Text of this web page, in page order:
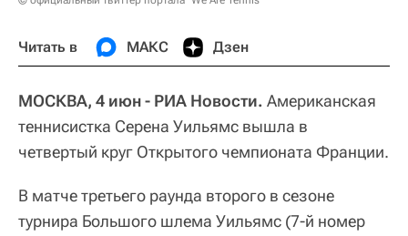
Читать в МАКС Дзен
МОСКВА, 4 июн - РИА Новости. Американская
теннисистка Серена Уильямс вышла в
четвертый круг Открытого чемпионата Франции.
В матче третьего раунда второго в сезоне
турнира Большого шлема Уильямс (7-й номер